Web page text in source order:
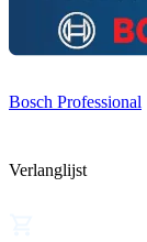
Bosch Professional
Verlanglijst